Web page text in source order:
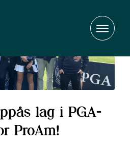
lag i PGA-
ProAm!